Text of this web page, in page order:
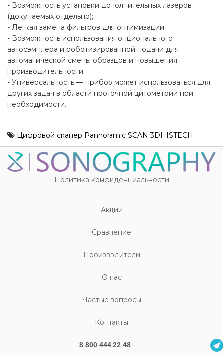
- Возможность установки дополнительных лазеров
(докупаемых отдельно);
- Легкая замена фильтров для оптимизации;
- Возможность использования опционального
автосэмплера и роботизированной подачи для
автоматической смены образцов и повышения
производительности;
- Универсальность — прибор может использоваться для
других задач в области проточной цитометрии при
необходимости.
Цифровой сканер Pannoramic SCAN 3DHISTECH
Политика конфиденциальности
Акции
Cравнение
Производители
О нас
Частые вопросы
Контакты
8 800 444 22 48